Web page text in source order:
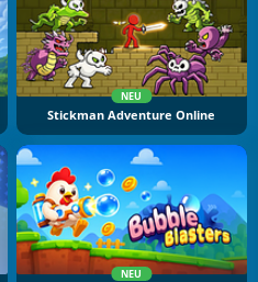
NEU
Stickman Adventure Online
NEU